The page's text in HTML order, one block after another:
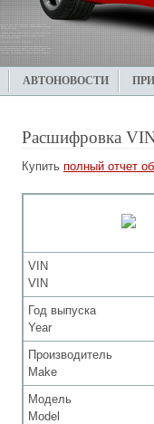
АВТОНОВОСТИ
Расшифровка
Купить полный отчет
VIN
VIN
Год выпуска
Year
Производитель
Make
Модель
Model